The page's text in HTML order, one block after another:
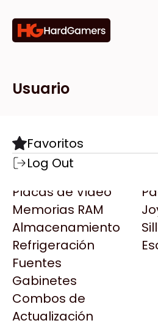
Categorías
Componentes
Motherboards
Microprocesadores
Placas de Video
Memorias RAM
Almacenamiento
Refrigeración
Fuentes
Gabinetes
Combos de
Actualización
Marcas
Todas las Marcas
AMD
AULA
Acer
Adata
AeroCool
Antec
Arkham
Asrock
Tiendas
Destacadas
Usuario
Favoritos
Log Out
MOTHERBOARD MSI
LGA1851 DDR5